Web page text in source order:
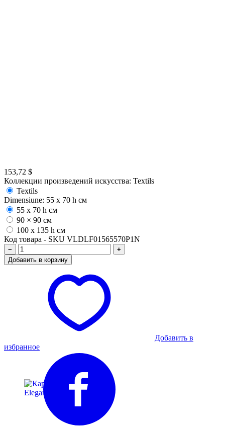
153,72 $
Коллекции произведений искусства: Textils
Textils
Dimensiune: 55 x 70 h см
55 x 70 h см
90 × 90 см
100 x 135 h см
Код товара - SKU VLDLF01565570P1N
−
+
Добавить в корзину
Добавить в
избранное